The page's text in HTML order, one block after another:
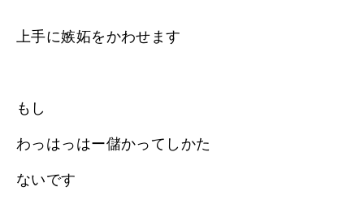
上手に嫉妬をかわせます
もし
わっはっはー儲かってしかた
ないです